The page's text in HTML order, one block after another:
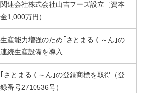
関連会社株式会社山吉フーズ設立（資本
金1,000万円）
生産能力増強のため｢さとまるく～ん｣の
連続生産設備を導入
｢さとまるく～ん｣の登録商標を取得（登
録番号2710536号）